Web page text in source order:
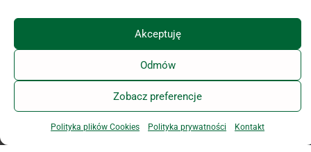
Akceptuję
Odmów
Zobacz preferencje
Polityka plików Cookies Polityka prywatności Kontakt
danych i przysługujących
mi prawach, w
szczególności o prawie
dostępu do treści danych,
ich aktualizacji i
zapomnienia.
Akceptuję zamieszczone